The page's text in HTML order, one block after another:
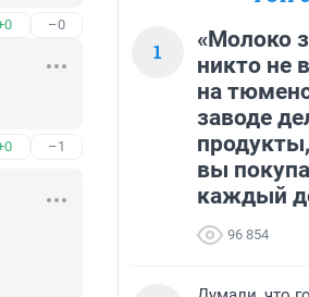
–0
–1
1
«Молоко
никто не
на
заводе
вы
каждый
96 854